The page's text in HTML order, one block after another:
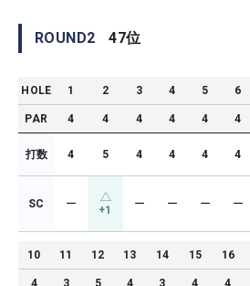
ROUND2 47位
HOLE 1 2 3 4 5 6
PAR 4 4 4 4 4 4
打数 4 5 4 4 4 4
SC ー +1 ー ー ー ー
10 11 12 13 14 15 16